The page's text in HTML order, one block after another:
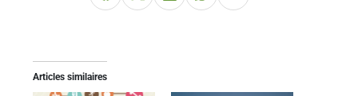
Articles similaires